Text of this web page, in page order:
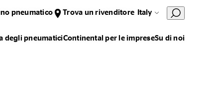
pneumatico Trova un rivenditore Italy
degli pneumaticiContinental per le impreseSu di noi